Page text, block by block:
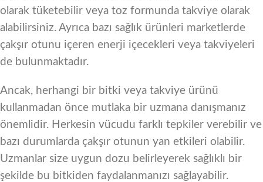
olarak tüketebilir veya toz formunda takviye olarak
alabilirsiniz. Ayrıca bazı sağlık ürünleri marketlerde
çakşır otunu içeren enerji içecekleri veya takviyeleri
de bulunmaktadır.
Ancak, herhangi bir bitki veya takviye ürünü
kullanmadan önce mutlaka bir uzmana danışmanız
önemlidir. Herkesin vücudu farklı tepkiler verebilir ve
bazı durumlarda çakşır otunun yan etkileri olabilir.
Uzmanlar size uygun dozu belirleyerek sağlıklı bir
şekilde bu bitkiden faydalanmanızı sağlayabilir.